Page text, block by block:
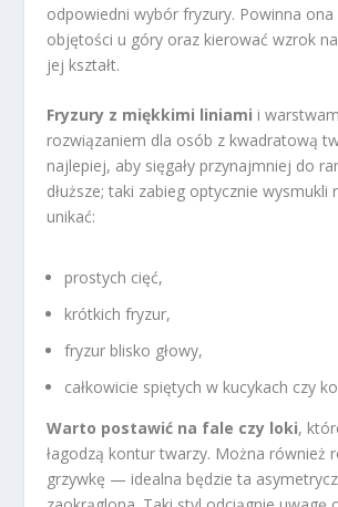
odpowiedni wybór fryzury. Powinna ona
objętości u góry oraz kierować wzrok
jej kształt.
Fryzury z miękkimi liniami i
rozwiązaniem dla osób z kwadratową
najlepiej, aby sięgały przynajmniej do
dłuższe; taki zabieg optycznie wysmukli
unikać:
prostych cięć,
krótkich fryzur,
fryzur blisko głowy,
całkowicie spiętych w kucykach czy
Warto postawić na fale czy loki,
łagodzą kontur twarzy. Można również
grzywkę — idealna będzie ta